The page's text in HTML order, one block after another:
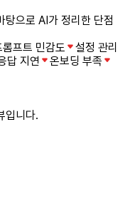
탕으로 AI가 정리한 단점
롬프트 민감도
설정 관리
답 지연
온보딩 부족
입니다.